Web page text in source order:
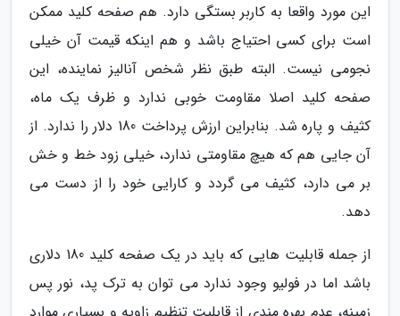
این مورد واقعا به کاربر بستگی دارد. هم صفحه کلید ممکن
است برای کسی احتیاج باشد و هم اینکه قیمت آن خیلی
نجومی نیست. البته طبق نظر شخص آنالیز نماینده، این
صفحه کلید اصلا مقاومت خوبی ندارد و ظرف یک ماه،
کثیف و پاره شد. بنابراین ارزش پرداخت 180 دلار را ندارد. از
آن جایی هم که هیچ مقاومتی ندارد، خیلی زود خط و خش
بر می دارد، کثیف می گردد و کارایی خود را از دست می
دهد.
از جمله قابلیت هایی که باید در یک صفحه کلید 180 دلاری
باشد اما در فولیو وجود ندارد می توان به ترک پد، نور پس